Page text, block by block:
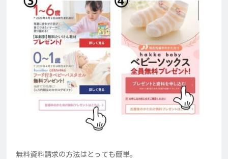
無料資料請求の方法はとっても簡単。